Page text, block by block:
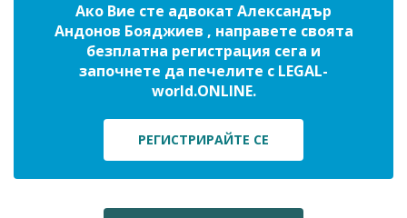
Ако Вие сте адвокат Александър
Андонов Бояджиев , направете своята
безплатна регистрация сега и
започнете да печелите с LEGAL-
world.ONLINE.
РЕГИСТРИРАЙТЕ СЕ